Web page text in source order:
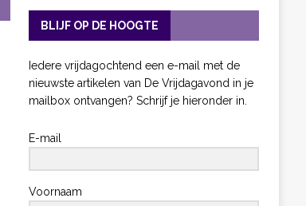
BLIJF OP DE HOOGTE
Iedere vrijdagochtend een e-mail met de
nieuwste artikelen van De Vrijdagavond in je
mailbox ontvangen? Schrijf je hieronder in.
E-mail
Voornaam